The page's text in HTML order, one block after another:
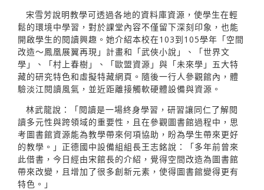
宋雪芳說明教學可透過各地的資料庫資源，使學生在輕
鬆的環境中學習，對於課堂內容不僅留下深刻印象，也能
開啟學生的閱讀興趣。她介紹本校在103到105學年「空間
改造～鳳凰展翼再現」計畫和「武俠小說」、「世界文
學」、「村上春樹」、「歐盟資源」與「未來學」五大特
藏的研究特色和虛擬特藏網頁。隨後一行人參觀館內，體
驗淡江閱讀風氣，並近距離接觸軟硬體設備與資源。
林武龍說：「閱讀是一場終身學習，研習讓同仁了解閱
讀多元性與跨領域的重要性，且在參觀圖書館過程中，思
考圖書館資源能為教學帶來何項協助，盼為學生帶來更好
的教學。」正德國中設備組組長王志銘說：「多年前曾來
此借書，今日經由宋館長的介紹，覺得空間改造為圖書館
帶來改變，且增加了很多創新元素，使得圖書館變得更有
特色。」